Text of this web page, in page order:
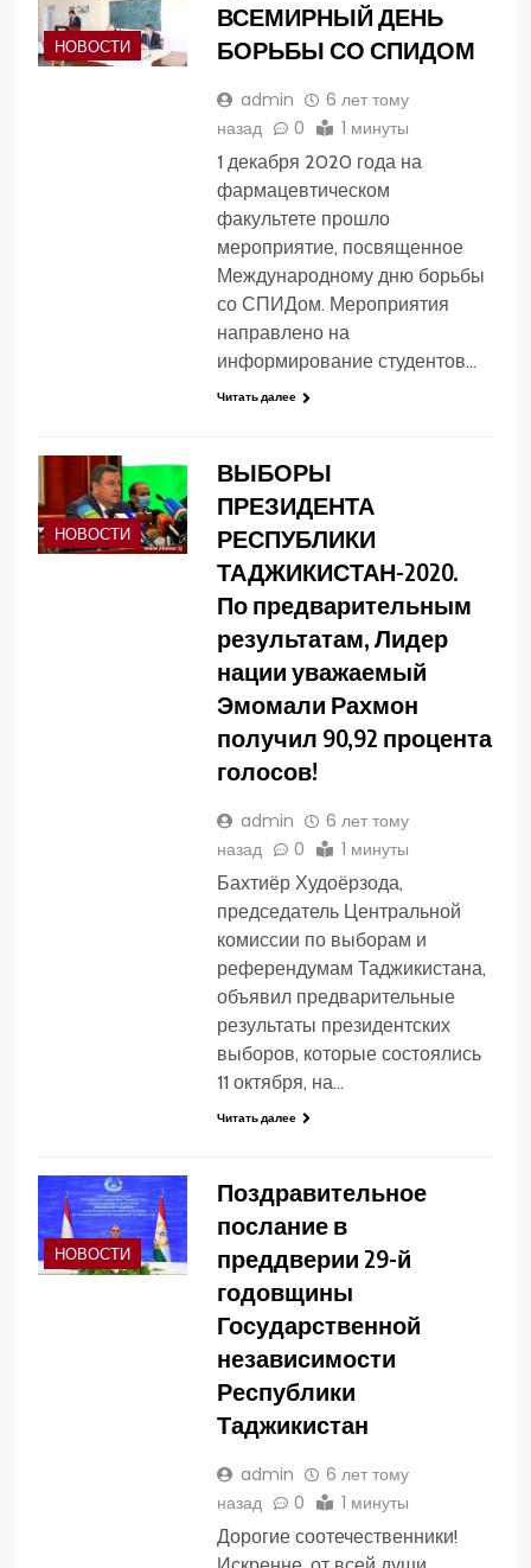
НОВОСТИ
ВСЕМИРНЫЙ ДЕНЬ
БОРЬБЫ СО СПИДОМ
admin
6 лет тому
назад
0 1 минуты
1 декабря 2020 года на
фармацевтическом
факультете прошло
мероприятие, посвященное
Международному дню борьбы
со СПИДом. Мероприятия
направлено на
информирование студентов…
Читать далее
НОВОСТИ
ВЫБОРЫ
ПРЕЗИДЕНТА
РЕСПУБЛИКИ
ТАДЖИКИСТАН-2020.
По предварительным
результатам, Лидер
нации уважаемый
Эмомали Рахмон
получил 90,92 процента
голосов!
admin
6 лет тому
назад
0 1 минуты
Бахтиёр Худоёрзода,
председатель Центральной
комиссии по выборам и
референдумам Таджикистана,
объявил предварительные
результаты президентских
выборов, которые состоялись
11 октября, на…
Читать далее
НОВОСТИ
Поздравительное
послание в
преддверии 29-й
годовщины
Государственной
независимости
Республики
Таджикистан
admin
6 лет тому
назад
0 1 минуты
Дорогие соотечественники!